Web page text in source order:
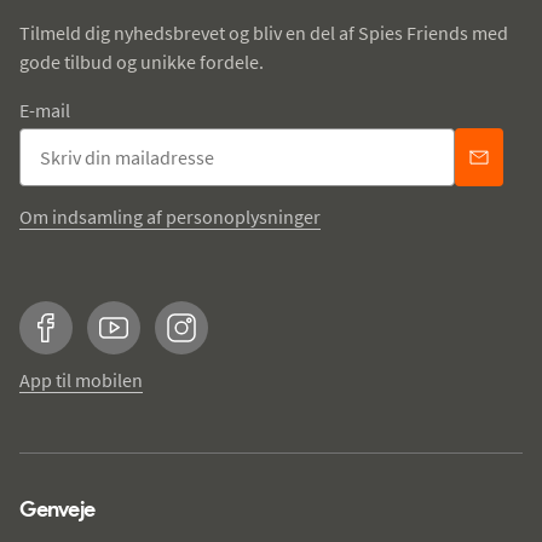
Tilmeld dig nyhedsbrevet og bliv en del af Spies Friends med
gode tilbud og unikke fordele.
E-mail
Om indsamling af personoplysninger
FacebookYouTubeInstagram
App til mobilen
Genveje